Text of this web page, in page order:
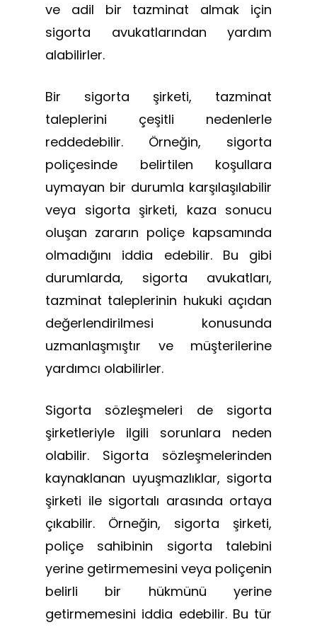
ve adil bir tazminat almak için
sigorta avukatlarından yardım
alabilirler.
Bir sigorta şirketi, tazminat
taleplerini çeşitli nedenlerle
reddedebilir. Örneğin, sigorta
poliçesinde belirtilen koşullara
uymayan bir durumla karşılaşılabilir
veya sigorta şirketi, kaza sonucu
oluşan zararın poliçe kapsamında
olmadığını iddia edebilir. Bu gibi
durumlarda, sigorta avukatları,
tazminat taleplerinin hukuki açıdan
değerlendirilmesi konusunda
uzmanlaşmıştır ve müşterilerine
yardımcı olabilirler.
Sigorta sözleşmeleri de sigorta
şirketleriyle ilgili sorunlara neden
olabilir. Sigorta sözleşmelerinden
kaynaklanan uyuşmazlıklar, sigorta
şirketi ile sigortalı arasında ortaya
çıkabilir. Örneğin, sigorta şirketi,
poliçe sahibinin sigorta talebini
yerine getirmemesini veya poliçenin
belirli bir hükmünü yerine
getirmemesini iddia edebilir. Bu tür